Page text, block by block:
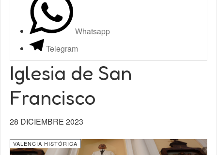
Whatsapp
Telegram
Iglesia de San
Francisco
28 DICIEMBRE 2023
VALENCIA HISTÓRICA